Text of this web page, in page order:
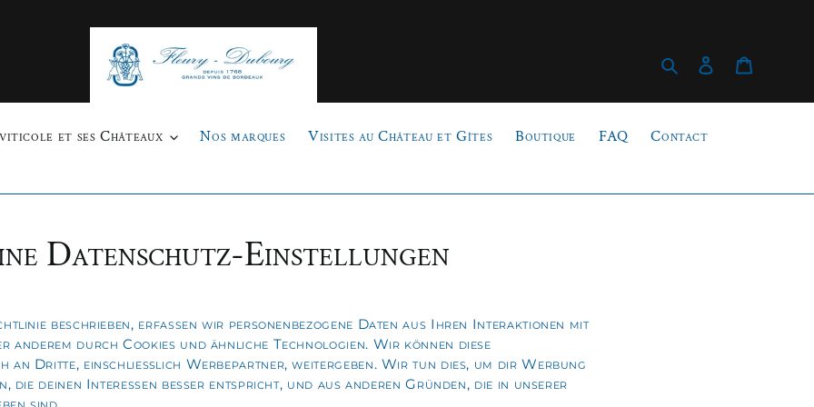
SuchenEinloggen
et ses Châteaux Nos marques Visites au Château et Gîtes Boutique FAQ Contact
Datenschutz-Einstellungen
beschrieben, erfassen wir personenbezogene Daten aus Ihren Interaktionen mit
anderem durch Cookies und ähnliche Technologien. Wir können diese
an Dritte, einschließlich Werbepartner, weitergeben. Wir tun dies, um dir Werbung
die deinen Interessen besser entspricht, und aus anderen Gründen, die in unserer